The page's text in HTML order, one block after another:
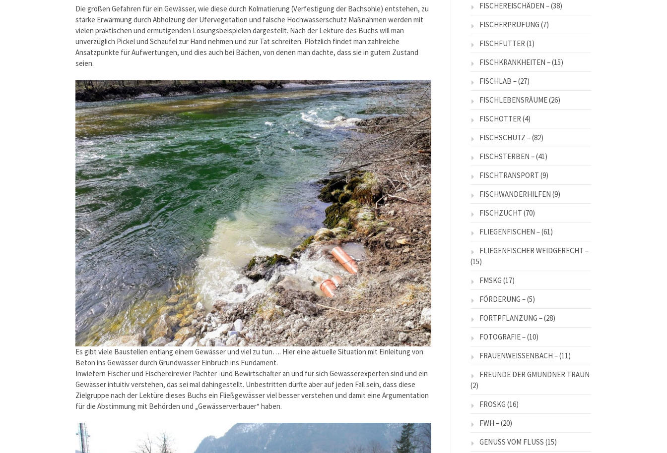
Die großen Gefahren für ein Gewässer, wie diese durch Kolmatierung (Verfestigung der Bachsohle) entstehen, zu
starke Erwärmung durch Abholzung der Ufervegetation und falsche Hochwasserschutz Maßnahmen werden mit
vielen praktischen und ermutigenden Lösungsbeispielen dargestellt. Nach der Lektüre des Buchs will man
unverzüglich Pickel und Schaufel zur Hand nehmen und zur Tat schreiten. Plötzlich findet man zahlreiche
Ansatzpunkte für Aufwertungen, und dies auch bei Bächen, von denen man dachte, dass sie in gutem Zustand
seien.
Es gibt viele Baustellen entlang einem Gewässer und viel zu tun…. Hier eine aktuelle Situation mit Einleitung von
Beton ins Gewässer durch Grundwasser Einbruch ins Fundament.
Inwiefern Fischer und Fischereirevier Pächter -und Bewirtschafter an und für sich Gewässerexperten sind und ein
Gewässer intuitiv verstehen, das sei mal dahingestellt. Unbestritten dürfte aber auf jeden Fall sein, dass diese
Zielgruppe nach der Lektüre dieses Buchs ein Fließgewässer viel besser verstehen und damit eine Argumentation
für die Abstimmung mit Behörden und „Gewässerverbauer“ haben.
FISCHEREISCHÄDEN –(38)
FISCHERPRÜFUNG (7)
FISCHFUTTER (1)
FISCHKRANKHEITEN –(15)
FISCHLAB –(27)
FISCHLEBENSRÄUME(26)
FISCHOTTER (4)
FISCHSCHUTZ –(82)
FISCHSTERBEN –(41)
FISCHTRANSPORT (9)
FISCHWANDERHILFEN (9)
FISCHZUCHT (70)
FLIEGENFISCHEN –(61)
FLIEGENFISCHER WEIDGERECHT –
(15)
FMSKG (17)
FÖRDERUNG –(5)
FORTPFLANZUNG –(28)
FOTOGRAFIE –(10)
FRAUENWEISSENBACH –(11)
FREUNDE DER GMUNDNER TRAUN
(2)
FROSKG (16)
FWH –(20)
GENUSS VOM FLUSS (15)